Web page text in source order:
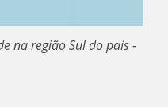
na região Sul do país -